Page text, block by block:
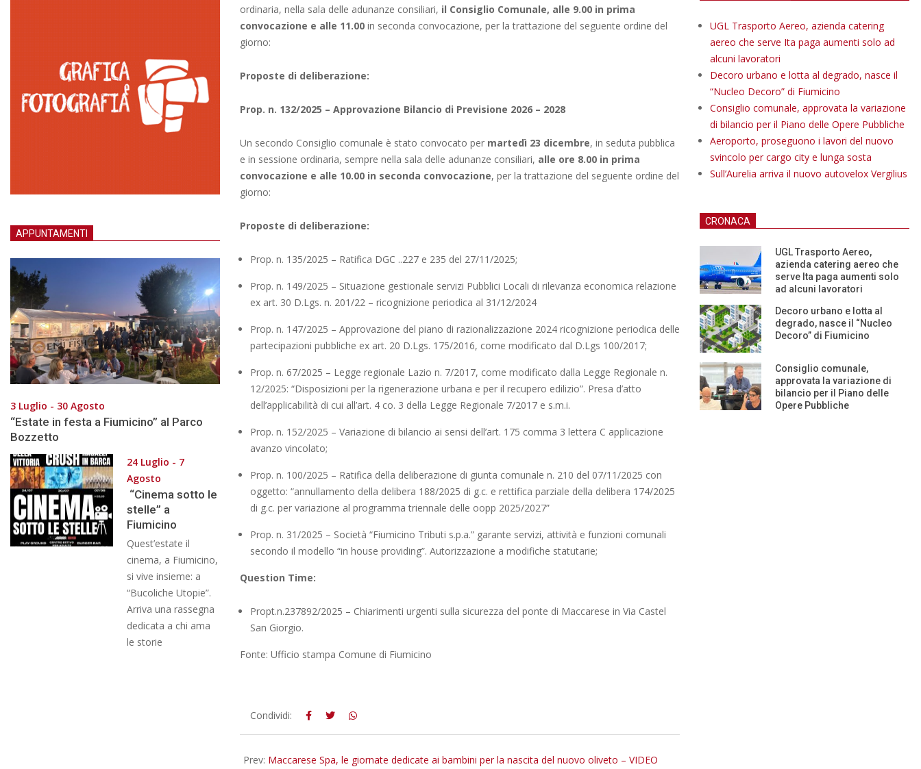
ordinaria, nella sala delle adunanze consiliari, il Consiglio Comunale, alle 9.00 in prima
convocazione e alle 11.00 in seconda convocazione, per la trattazione del seguente ordine del
giorno:
Proposte di deliberazione:
Prop. n. 132/2025 – Approvazione Bilancio di Previsione 2026 – 2028
Un secondo Consiglio comunale è stato convocato per martedì 23 dicembre, in seduta pubblica
e in sessione ordinaria, sempre nella sala delle adunanze consiliari, alle ore 8.00 in prima
convocazione e alle 10.00 in seconda convocazione, per la trattazione del seguente ordine del
giorno:
Proposte di deliberazione:
Prop. n. 135/2025 – Ratifica DGC ..227 e 235 del 27/11/2025;
Prop. n. 149/2025 – Situazione gestionale servizi Pubblici Locali di rilevanza economica relazione
ex art. 30 D.Lgs. n. 201/22 – ricognizione periodica al 31/12/2024
Prop. n. 147/2025 – Approvazione del piano di razionalizzazione 2024 ricognizione periodica delle
partecipazioni pubbliche ex art. 20 D.Lgs. 175/2016, come modificato dal D.Lgs 100/2017;
Prop. n. 67/2025 – Legge regionale Lazio n. 7/2017, come modificato dalla Legge Regionale n.
12/2025: “Disposizioni per la rigenerazione urbana e per il recupero edilizio”. Presa d’atto
dell’applicabilità di cui all’art. 4 co. 3 della Legge Regionale 7/2017 e s.m.i.
Prop. n. 152/2025 – Variazione di bilancio ai sensi dell’art. 175 comma 3 lettera C applicazione
avanzo vincolato;
Prop. n. 100/2025 – Ratifica della deliberazione di giunta comunale n. 210 del 07/11/2025 con
oggetto: “annullamento della delibera 188/2025 di g.c. e rettifica parziale della delibera 174/2025
di g.c. per variazione al programma triennale delle oopp 2025/2027”
Prop. n. 31/2025 – Società “Fiumicino Tributi s.p.a.” garante servizi, attività e funzioni comunali
secondo il modello “in house providing”. Autorizzazione a modifiche statutarie;
Question Time:
Propt.n.237892/2025 – Chiarimenti urgenti sulla sicurezza del ponte di Maccarese in Via Castel
San Giorgio.
Fonte: Ufficio stampa Comune di Fiumicino
2025-
12-
Condividi:
Prev: Maccarese Spa, le giornate dedicate ai bambini per la nascita del nuovo oliveto – VIDEO
APPUNTAMENTI
3 Luglio - 30 Agosto
“Estate in festa a Fiumicino” al Parco
Bozzetto
24 Luglio - 7
Agosto
“Cinema sotto le
stelle” a
Fiumicino
Quest’estate il
cinema, a Fiumicino,
si vive insieme: a
“Bucoliche Utopie”.
Arriva una rassegna
dedicata a chi ama
le storie
UGL Trasporto Aereo, azienda catering
aereo che serve Ita paga aumenti solo ad
alcuni lavoratori
Decoro urbano e lotta al degrado, nasce il
“Nucleo Decoro” di Fiumicino
Consiglio comunale, approvata la variazione
di bilancio per il Piano delle Opere Pubbliche
Aeroporto, proseguono i lavori del nuovo
svincolo per cargo city e lunga sosta
Sull’Aurelia arriva il nuovo autovelox Vergilius
CRONACA
UGL Trasporto Aereo,
azienda catering aereo che
serve Ita paga aumenti solo
ad alcuni lavoratori
Decoro urbano e lotta al
degrado, nasce il “Nucleo
Decoro” di Fiumicino
Consiglio comunale,
approvata la variazione di
bilancio per il Piano delle
Opere Pubbliche